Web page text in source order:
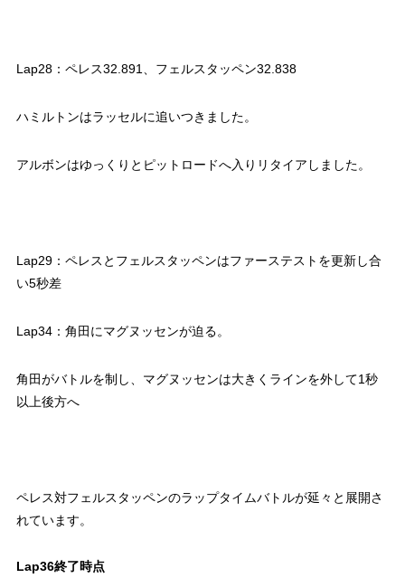
Lap28：ペレス32.891、フェルスタッペン32.838
ハミルトンはラッセルに追いつきました。
アルボンはゆっくりとピットロードへ入りリタイアしました。
Lap29：ペレスとフェルスタッペンはファーステストを更新し合
い5秒差
Lap34：角田にマグヌッセンが迫る。
角田がバトルを制し、マグヌッセンは大きくラインを外して1秒
以上後方へ
ペレス対フェルスタッペンのラップタイムバトルが延々と展開さ
れています。
Lap36終了時点